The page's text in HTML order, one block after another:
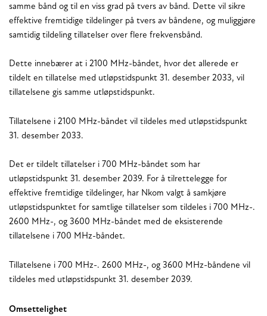
samme bånd og til en viss grad på tvers av bånd. Dette vil sikre
effektive fremtidige tildelinger på tvers av båndene, og muliggjøre
samtidig tildeling tillatelser over flere frekvensbånd.
Dette innebærer at i 2100 MHz-båndet, hvor det allerede er
tildelt en tillatelse med utløpstidspunkt 31. desember 2033, vil
tillatelsene gis samme utløpstidspunkt.
Tillatelsene i 2100 MHz-båndet vil tildeles med utløpstidspunkt
31. desember 2033.
Det er tildelt tillatelser i 700 MHz-båndet som har
utløpstidspunkt 31. desember 2039. For å tilrettelegge for
effektive fremtidige tildelinger, har Nkom valgt å samkjøre
utløpstidspunktet for samtlige tillatelser som tildeles i 700 MHz-.
2600 MHz-, og 3600 MHz-båndet med de eksisterende
tillatelsene i 700 MHz-båndet.
Tillatelsene i 700 MHz-. 2600 MHz-, og 3600 MHz-båndene vil
tildeles med utløpstidspunkt 31. desember 2039.
Omsettelighet